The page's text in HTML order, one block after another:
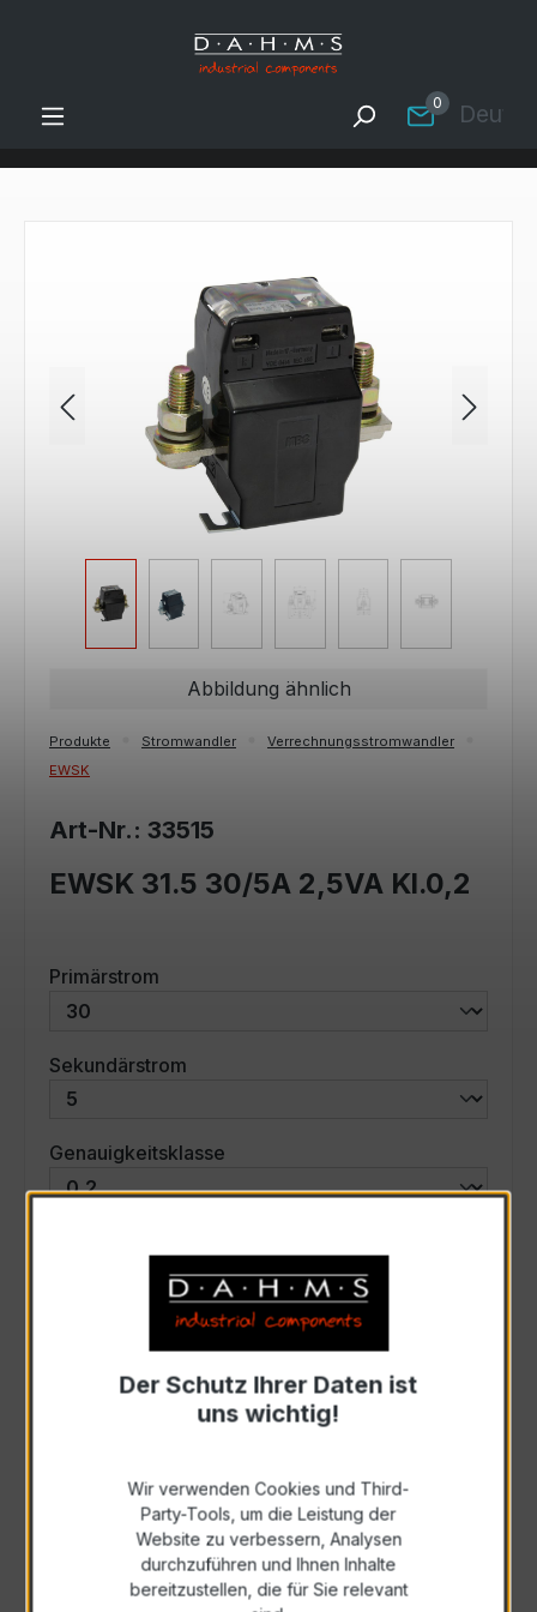
Zum Hauptinhalt springen
0
Bildergalerie überspringen
Abbildung ähnlich
Produkte Stromwandler
Verrechnungsstromwandler
EWSK
Art-Nr.: 33515
EWSK 31.5 30/5A 2,5VA Kl.0,2
Primärstrom
Sekundärstrom
Genauigkeitsklasse
Anfrage schriftlich
Als PDF exportieren
Der Schutz Ihrer Daten ist
uns wichtig!
Wir verwenden Cookies und Third-
Party-Tools, um die Leistung der
Website zu verbessern, Analysen
durchzuführen und Ihnen Inhalte
bereitzustellen, die für Sie relevant